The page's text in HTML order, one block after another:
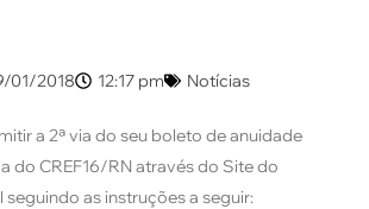
01/2018 12:17 pm Notícias
a 2ª via do seu boleto de anuidade
do CREF16/RN através do Site do
seguindo as instruções a seguir: